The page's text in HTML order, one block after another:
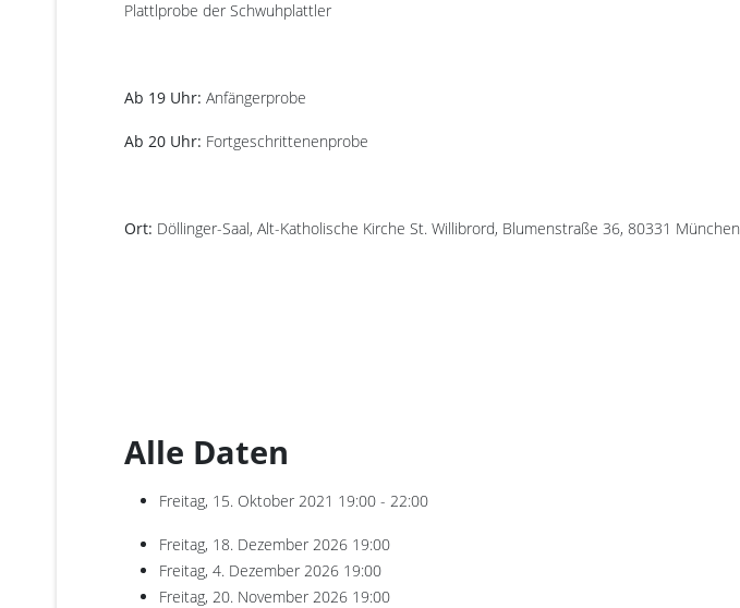
Plattlprobe der Schwuhplattler
Ab 19 Uhr: Anfängerprobe
Ab 20 Uhr: Fortgeschrittenenprobe
Ort: Döllinger-Saal, Alt-Katholische Kirche St. Willibrord, Blumenstraße 36, 80331 München
Alle Daten
Freitag, 15. Oktober 2021 19:00 - 22:00
Freitag, 18. Dezember 2026 19:00
Freitag, 4. Dezember 2026 19:00
Freitag, 20. November 2026 19:00